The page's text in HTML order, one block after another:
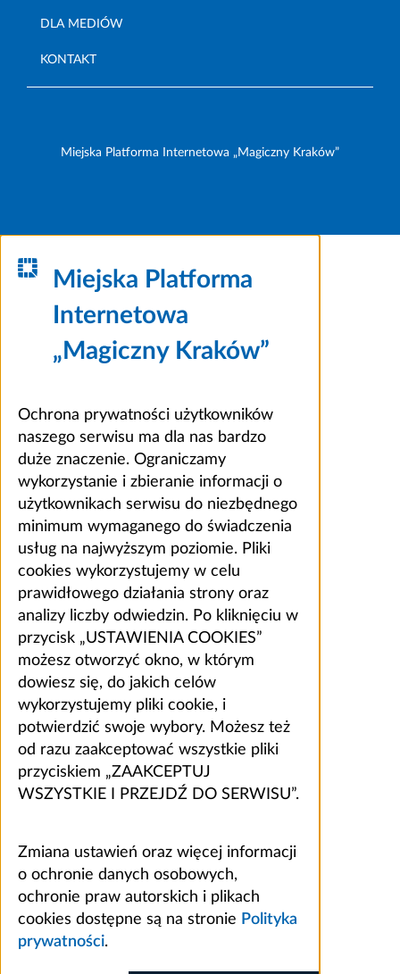
DLA MEDIÓW
KONTAKT
Miejska Platforma Internetowa „Magiczny Kraków”
Miejska Platforma
Internetowa
„Magiczny Kraków”
Ochrona prywatności użytkowników
naszego serwisu ma dla nas bardzo
duże znaczenie. Ograniczamy
wykorzystanie i zbieranie informacji o
użytkownikach serwisu do niezbędnego
minimum wymaganego do świadczenia
usług na najwyższym poziomie. Pliki
cookies wykorzystujemy w celu
prawidłowego działania strony oraz
analizy liczby odwiedzin. Po kliknięciu w
przycisk „USTAWIENIA COOKIES”
możesz otworzyć okno, w którym
dowiesz się, do jakich celów
wykorzystujemy pliki cookie, i
potwierdzić swoje wybory. Możesz też
od razu zaakceptować wszystkie pliki
przyciskiem „ZAAKCEPTUJ
WSZYSTKIE I PRZEJDŹ DO SERWISU”.
Zmiana ustawień oraz więcej informacji
o ochronie danych osobowych,
ochronie praw autorskich i plikach
cookies dostępne są na stronie Polityka
prywatności.